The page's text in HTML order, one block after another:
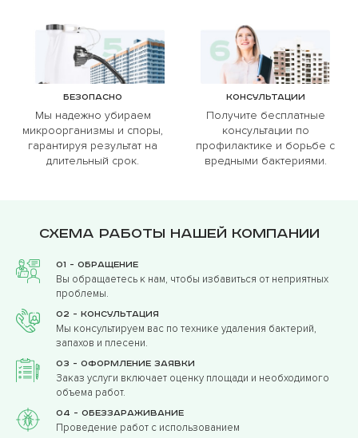
Безопасно
Мы надежно убираем
микроорганизмы и споры,
гарантируя результат на
длительный срок.
Консультации
Получите бесплатные
консультации по
профилактике и борьбе с
вредными бактериями.
Схема работы нашей компании
01 - Обращение
Вы обращаетесь к нам, чтобы избавиться от неприятных
проблемы.
02 - Консультация
Мы консультируем вас по технике удаления бактерий,
запахов и плесени.
03 - Оформление заявки
Заказ услуги включает оценку площади и необходимого
объема работ.
04 - Обеззараживание
Проведение работ с использованием